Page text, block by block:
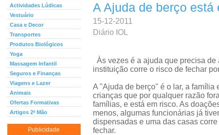
Actividades Lúdicas
Vestuário
Casa e Decor
Transportes
Produtos Biológicos
Yoga
Massagem Infantil
Seguros e Finanças
Viagens e Lazer
Animais
Ofertas Formativas
Artigos 2ª Mão
Publicidade
A Ajuda de berço está
15-12-2011
Diário IOL
Às vezes é a ajuda que precisa de
instituição corre o risco de fechar
A "Ajuda de berço" é o lar, a família
crianças que por qualquer razão
famílias, e está em risco. As
menos, algumas funcionárias já
dispensadas e uma das casas
fechar.